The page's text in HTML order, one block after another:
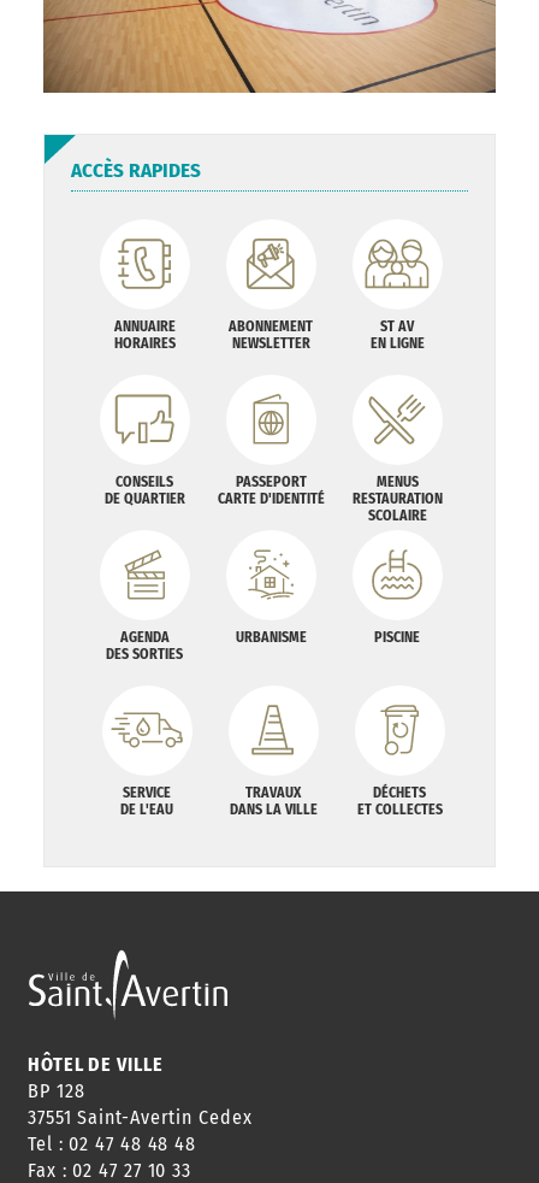
ACCÈS RAPIDES
ANNUAIRE
HORAIRES
ABONNEMENT
NEWSLETTER
ST AV
EN LIGNE
CONSEILS
DE QUARTIER
PASSEPORT
CARTE D'IDENTITÉ
MENUS
RESTAURATION
SCOLAIRE
AGENDA
DES SORTIES
URBANISME PISCINE
SERVICE
DE L'EAU
TRAVAUX
DANS LA VILLE
DÉCHETS
ET COLLECTES
HÔTEL DE VILLE
BP 128
37551 Saint-Avertin Cedex
Tel : 02 47 48 48 48
Fax : 02 47 27 10 33